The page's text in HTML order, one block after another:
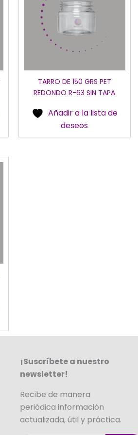
TARRO DE 150 GRS PET
REDONDO R-63 SIN TAPA
Añadir a la lista de
deseos
¡Suscríbete a nuestro
newsletter!
Recibe de manera
periódica información
actualizada, útil y práctica.